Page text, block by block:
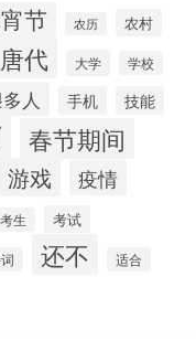
节 农历 农村
唐代 大学 学校
人 手机 技能
春节期间
游戏 疫情
考生 考试
还不 适合